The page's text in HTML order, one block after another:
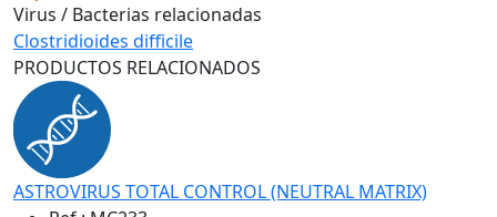
Virus / Bacterias relacionadas
Clostridioides difficile
PRODUCTOS RELACIONADOS
ASTROVIRUS TOTAL CONTROL (NEUTRAL MATRIX)